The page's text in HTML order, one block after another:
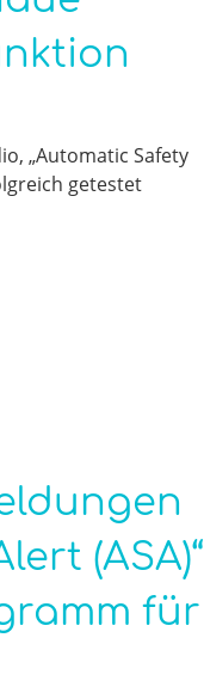
„Automatic Safety
getestet
(ASA)“
für